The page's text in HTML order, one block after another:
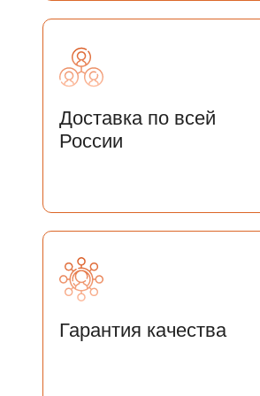
Доставка по всей
России
Гарантия качества
МЫ СВЯЖЕМСЯ С ВАМИ